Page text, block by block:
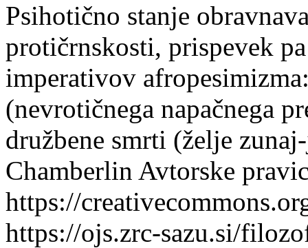
Psihotično stanje
protičrnskosti, prispevek
imperativov
(nevrotičnega napačnega
družbene smrti (želje
Chamberlin Avtorske
https://
https://ojs.zrc-sazu.si/